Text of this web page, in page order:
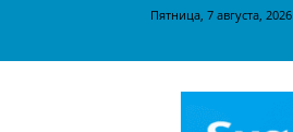
Пятница, 7 августа, 2026